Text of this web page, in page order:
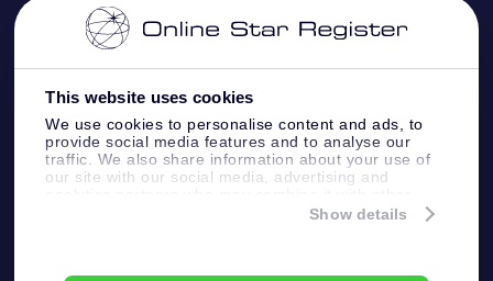
This website uses cookies
We use cookies to personalise content and ads, to
provide social media features and to analyse our
traffic. We also share information about your use of
our site with our social media, advertising and
information that you’ve provided to them or that
Show details
기업 선물
One Million Stars
Fly me to the stars VR 앱
배송 정보
환불 정책
별자리